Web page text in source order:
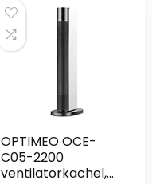
OPTIMEO OCE-
C05-2200
ventilatorkachel,